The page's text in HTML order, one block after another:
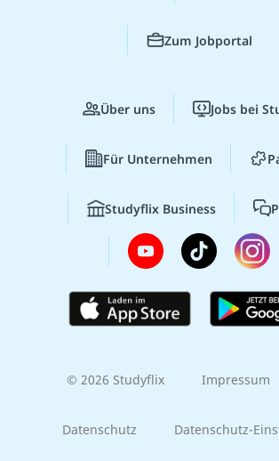
Zum Jobportal
Über uns Jobs bei
Für Unternehmen
Studyflix Business
© 2026 Studyflix Impressum
Datenschutz Datenschutz-